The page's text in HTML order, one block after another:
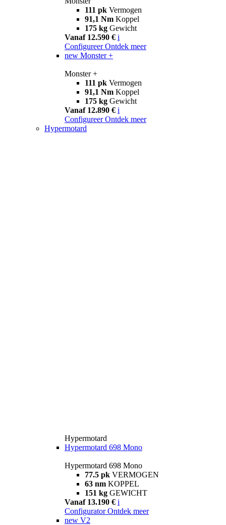
111 pk Vermogen
91,1 Nm Koppel
175 kg Gewicht
Vanaf 12.590 € i
Configureer Ontdek meer
new Monster +
Monster +
111 pk Vermogen
91,1 Nm Koppel
175 kg Gewicht
Vanaf 12.890 € i
Configureer Ontdek meer
Hypermotard
Hypermotard
Hypermotard 698 Mono
Hypermotard 698 Mono
77.5 pk VERMOGEN
63 nm KOPPEL
151 kg GEWICHT
Vanaf 13.190 € i
Configurator Ontdek meer
new V2